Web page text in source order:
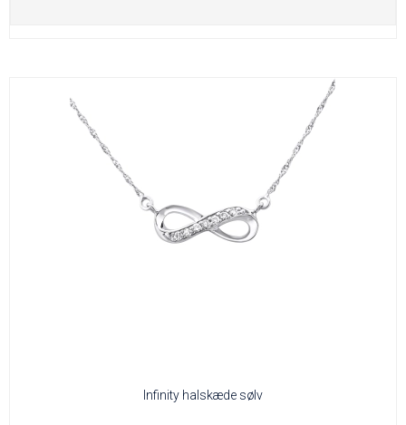
Infinity halskæde sølv